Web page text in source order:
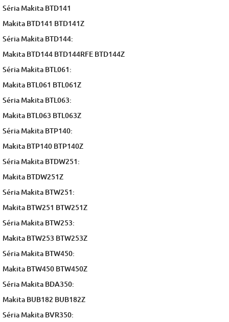
Séria Makita BTD141
Makita BTD141 BTD141Z
Séria Makita BTD144:
Makita BTD144 BTD144RFE BTD144Z
Séria Makita BTL061:
Makita BTL061 BTL061Z
Séria Makita BTL063:
Makita BTL063 BTL063Z
Séria Makita BTP140:
Makita BTP140 BTP140Z
Séria Makita BTDW251:
Makita BTDW251Z
Séria Makita BTW251:
Makita BTW251 BTW251Z
Séria Makita BTW253:
Makita BTW253 BTW253Z
Séria Makita BTW450:
Makita BTW450 BTW450Z
Séria Makita BDA350:
Makita BUB182 BUB182Z
Séria Makita BVR350: